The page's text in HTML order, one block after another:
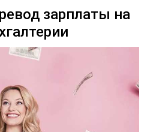
зарплаты на